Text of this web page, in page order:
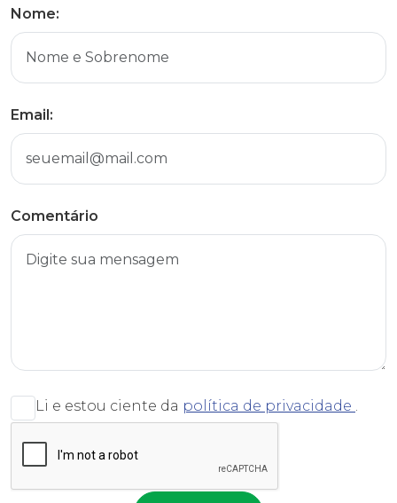
Nome:
Email:
Comentário
Li e estou ciente da política de privacidade .